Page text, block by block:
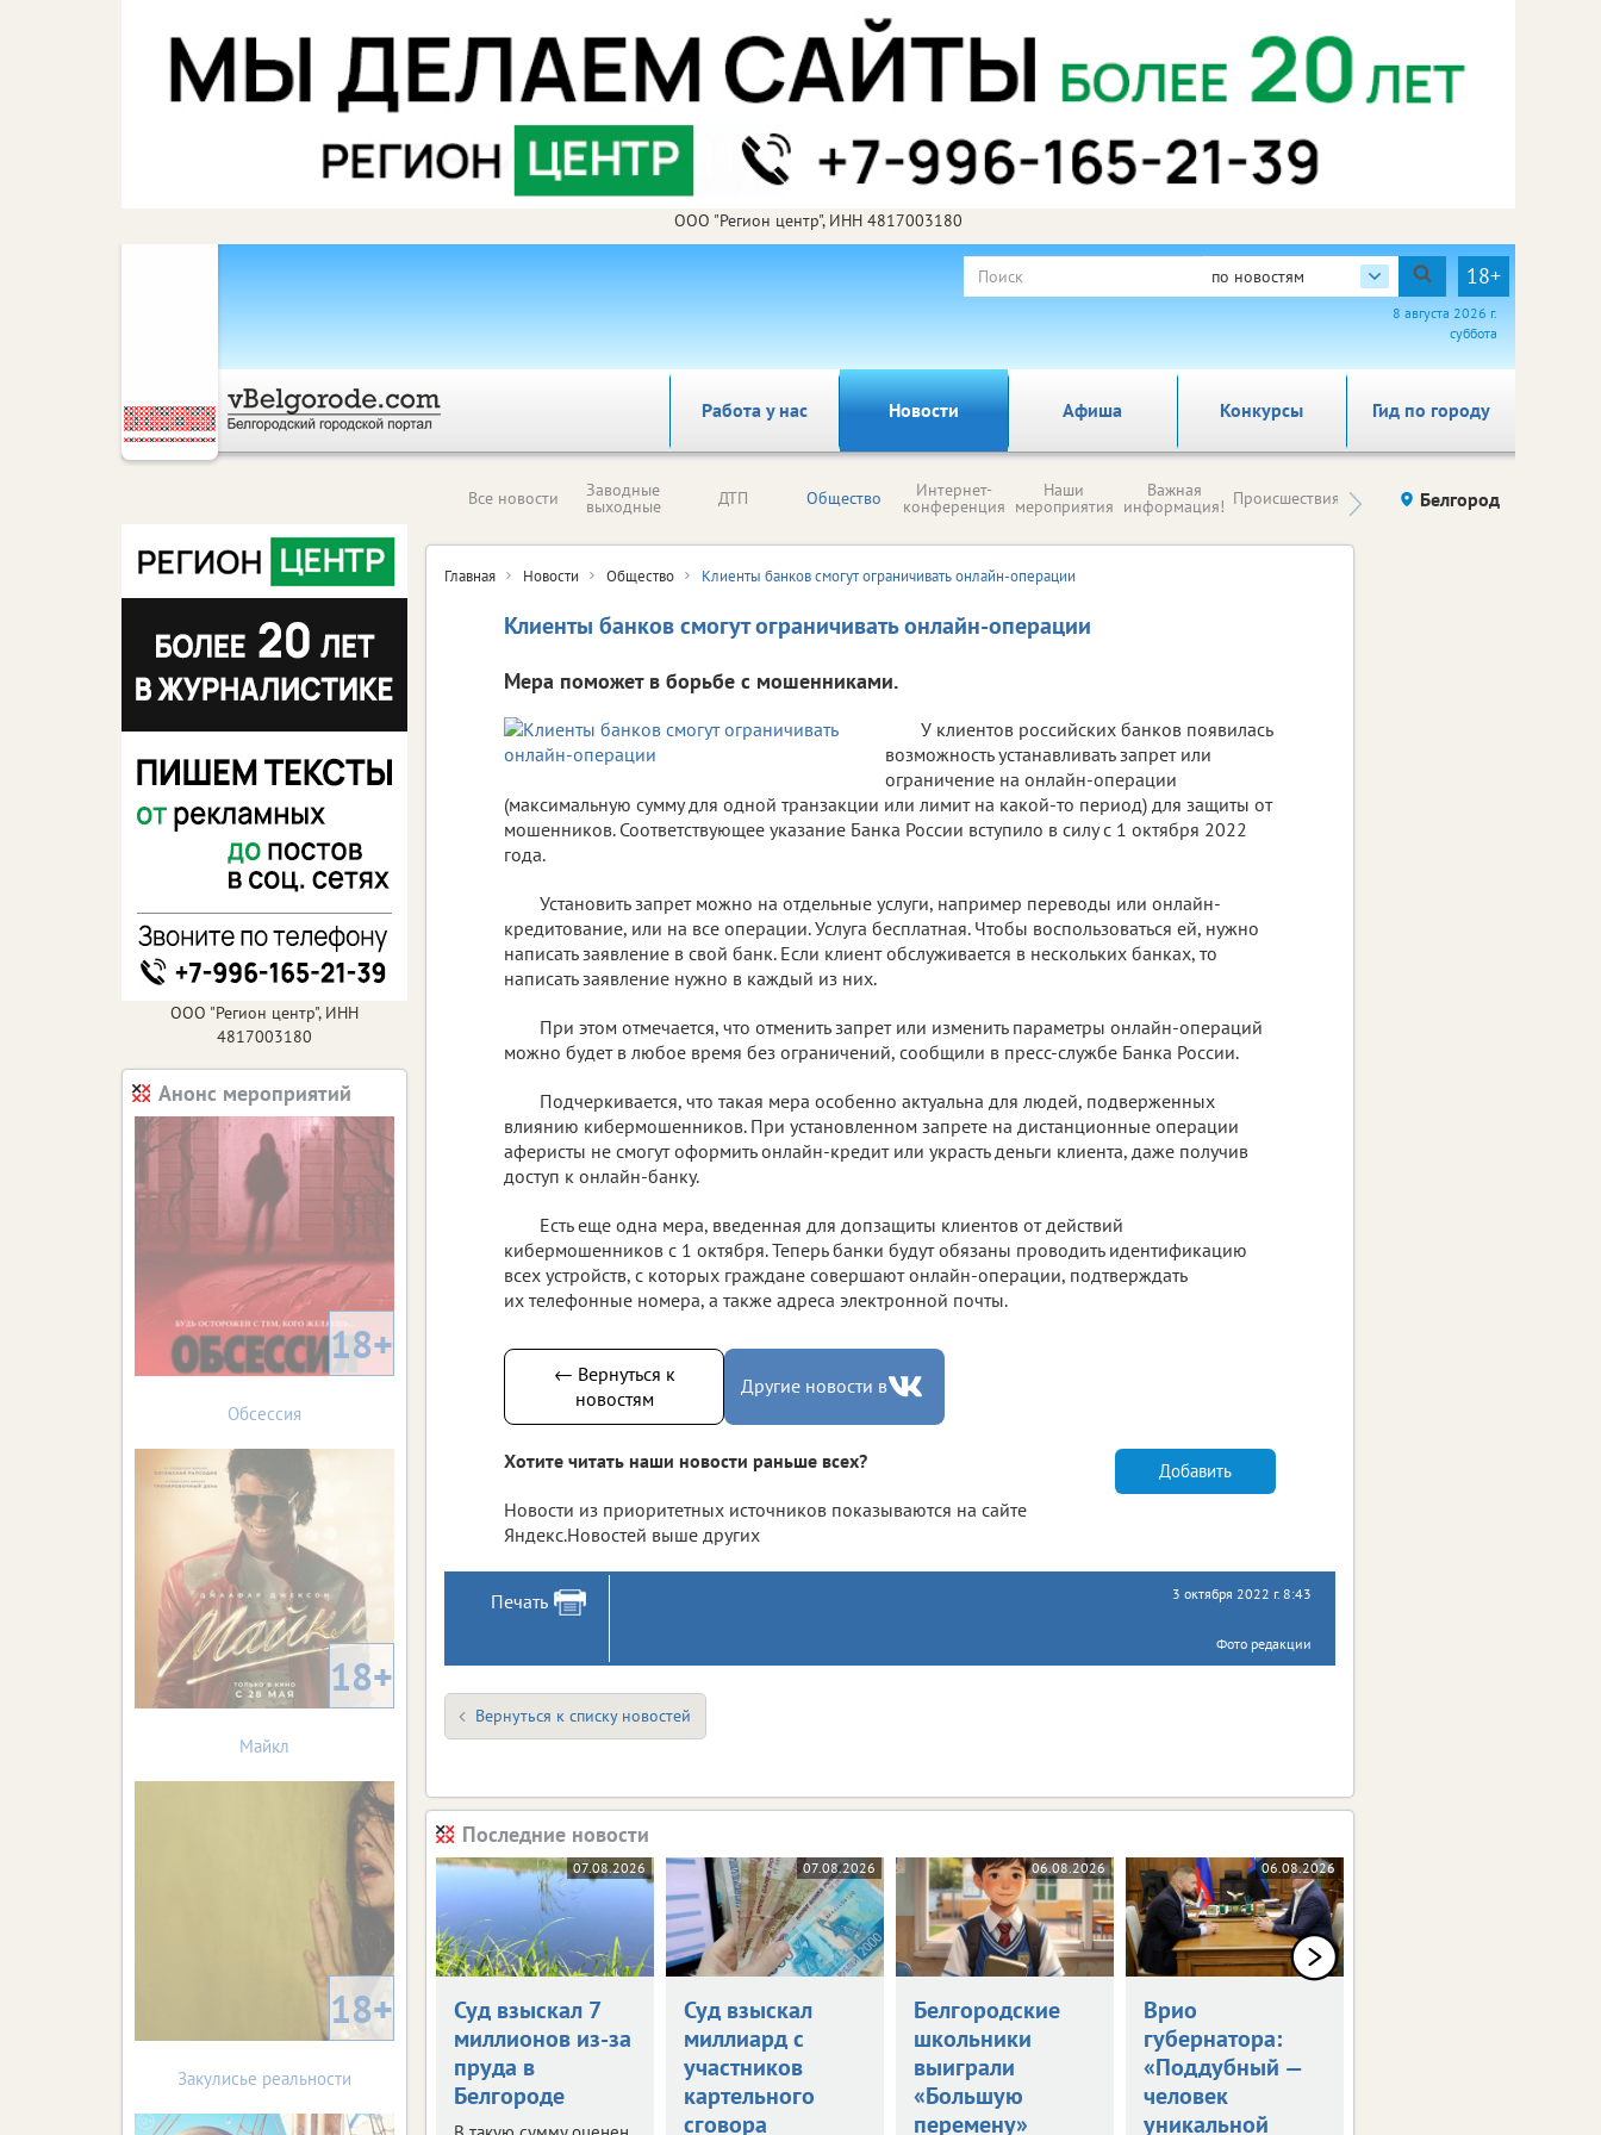
ООО "Регион центр", ИНН 4817003180
по новостям 18+
8 августа 2026 г.
суббота
Работа у нас Новости Афиша Гид по городу
Конкурсы
Все новости Заводные
выходные ДТП Общество Интернет-
конференция
Наши
мероприятия
Важная
информация! Происшествия Здоровье компаний (на
правах
Белгород
Главная Новости Общество Клиенты банков смогут ограничивать онлайн-операции
Клиенты банков смогут ограничивать онлайн-операции
Мера поможет в борьбе с мошенниками.
У клиентов российских банков появилась
возможность устанавливать запрет или
ограничение на онлайн-операции
(максимальную сумму для одной транзакции или лимит на какой-то период) для защиты от
мошенников. Соответствующее указание Банка России вступило в силу с 1 октября 2022
года.
Установить запрет можно на отдельные услуги, например переводы или онлайн-
кредитование, или на все операции. Услуга бесплатная. Чтобы воспользоваться ей, нужно
написать заявление в свой банк. Если клиент обслуживается в нескольких банках, то
написать заявление нужно в каждый из них.
При этом отмечается, что отменить запрет или изменить параметры онлайн-операций
можно будет в любое время без ограничений, сообщили в пресс-службе Банка России.
Подчеркивается, что такая мера особенно актуальна для людей, подверженных
влиянию кибермошенников. При установленном запрете на дистанционные операции
аферисты не смогут оформить онлайн-кредит или украсть деньги клиента, даже получив
доступ к онлайн-банку.
Есть еще одна мера, введенная для допзащиты клиентов от действий
кибермошенников с 1 октября. Теперь банки будут обязаны проводить идентификацию
всех устройств, с которых граждане совершают онлайн-операции, подтверждать
их телефонные номера, а также адреса электронной почты.
← Вернуться к
новостям
Другие новости в
Хотите читать наши новости раньше всех?
Новости из приоритетных источников показываются на сайте
Яндекс.Новостей выше других
Добавить
Печать 3 октября 2022 г. 8:43
Фото редакции
Вернуться к списку новостей
Последние новости
07.08.2026
Суд взыскал 7
миллионов из-за
пруда в
Белгороде
07.08.2026
Суд взыскал
миллиард с
участников
картельного
сговора
06.08.2026
Белгородские
школьники
выиграли
«Большую
перемену»
06.08.2026
Врио
губернатора:
«Поддубный —
человек
уникальной
ООО "Регион центр", ИНН
4817003180
Анонс мероприятий
18+
Обсессия
18+
Майкл
18+
Закулисье реальности